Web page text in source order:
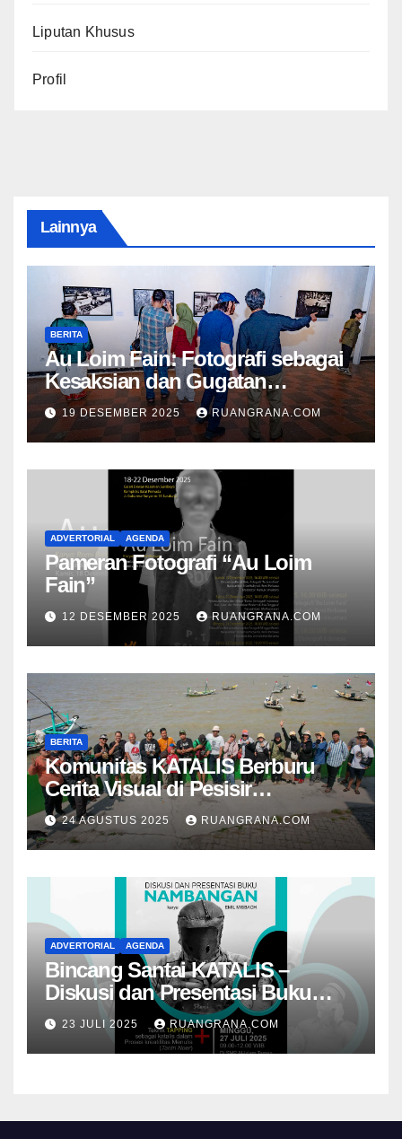
Liputan Khusus
Profil
Lainnya
BERITA
Au Loim Fain: Fotografi sebagai
Kesaksian dan Gugatan
Kemanusiaan
19 DESEMBER 2025 RUANGRANA.COM
ADVERTORIAL AGENDA
Pameran Fotografi “Au Loim
Fain”
12 DESEMBER 2025 RUANGRANA.COM
BERITA
Komunitas KATALIS Berburu
Cerita Visual di Pesisir
Nambangan
24 AGUSTUS 2025 RUANGRANA.COM
ADVERTORIAL AGENDA
Bincang Santai KATALIS –
Diskusi dan Presentasi Buku
Foto Nambangan
23 JULI 2025 RUANGRANA.COM